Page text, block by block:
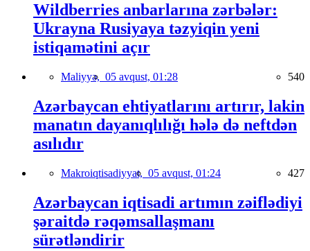
Wildberries anbarlarına zərbələr:
Ukrayna Rusiyaya təzyiqin yeni
istiqamətini açır
Maliyyə, 05 avqust, 01:28 540
Azərbaycan ehtiyatlarını artırır, lakin
manatın dayanıqlılığı hələ də neftdən
asılıdır
Makroiqtisadiyyat, 05 avqust, 01:24 427
Azərbaycan iqtisadi artımın zəiflədiyi
şəraitdə rəqəmsallaşmanı
sürətləndirir